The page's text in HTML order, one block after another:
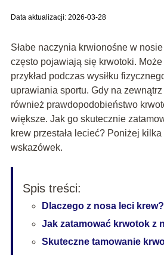
Data aktualizacji: 2026-03-28
Słabe naczynia krwionośne w
często pojawiają się krwotoki.
przykład podczas wysiłku
uprawiania sportu. Gdy na zewnątrz
również prawdopodobieństwo
większe. Jak go skutecznie
krew przestała lecieć? Poniżej
wskazówek.
Spis treści:
Dlaczego z nosa leci krew?
Jak zatamować krwotok z
Skuteczne tamowanie